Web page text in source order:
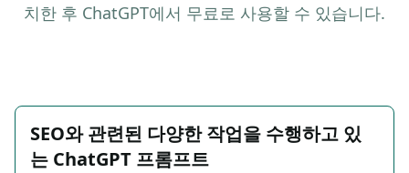
치한 후 ChatGPT에서 무료로 사용할 수 있습니다.
SEO와 관련된 다양한 작업을 수행하고 있
는 ChatGPT 프롬프트